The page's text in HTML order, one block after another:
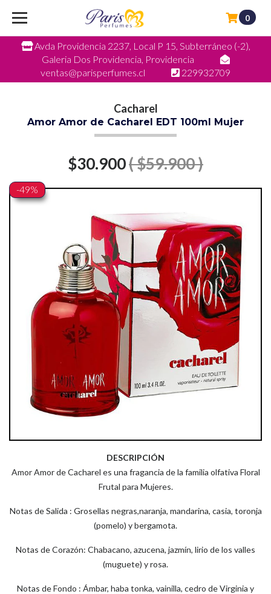
Avda Providencia 2237, Local P 15, Subterráneo (-2),
Galeria Dos Providencia, Providencia
ventas@parisperfumes.cl
229932709
0
Cacharel
Amor Amor de Cacharel EDT 100ml Mujer
$30.900( $59.900 )
-49%
DESCRIPCIÓN
Amor Amor de Cacharel es una fragancia de la familia olfativa Floral
Frutal para Mujeres.
Notas de Salida : Grosellas negras,naranja, mandarina, casia, toronja
(pomelo) y bergamota.
Notas de Corazón: Chabacano, azucena, jazmín, lirio de los valles
(muguete) y rosa.
Notas de Fondo : Ámbar, haba tonka, vainilla, cedro de Virginia y